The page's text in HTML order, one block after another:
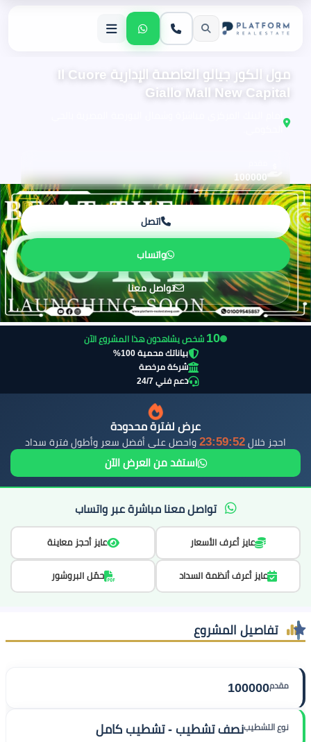
مول الكور جيالو العاصمة الإدارية Il Cuore
Giallo Mall New Capital
100000
اتصل
واتساب
تواصل معنا
9شخص يشاهدون هذا المشروع الآن
بياناتك محمية 100%
شركة مرخصة
دعم فني 24/7
عرض لفترة محدودة
احجز خلال 23:59:51 واحصل على أفضل سعر وأطول فترة سداد
استفد من العرض الآن
تواصل معنا مباشرة عبر واتساب
عايز أعرف الأسعار عايز أحجز معاينة
عايز أعرف أنظمة السداد حمّل البروشور
تفاصيل المشروع
مقدم100000
نوع التشطيبنصف تشطيب - تشطيب كامل